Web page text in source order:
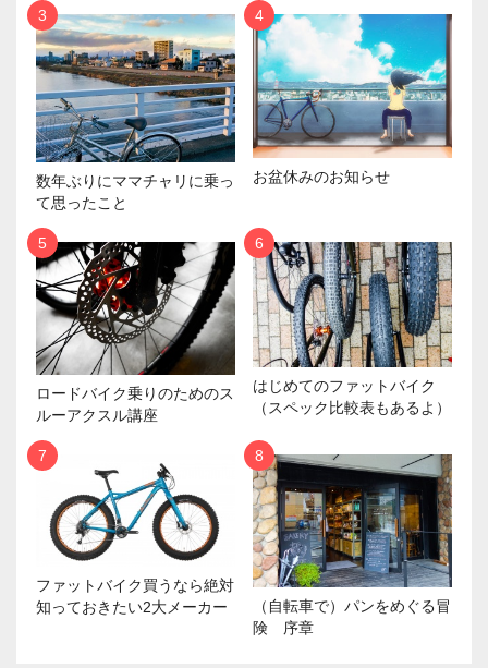
数年ぶりにママチャリに乗っ
て思ったこと
お盆休みのお知らせ
ロードバイク乗りのためのス
ルーアクスル講座
はじめてのファットバイク
（スペック比較表もあるよ）
ファットバイク買うなら絶対
知っておきたい2大メーカー
（自転車で）パンをめぐる冒
険 序章